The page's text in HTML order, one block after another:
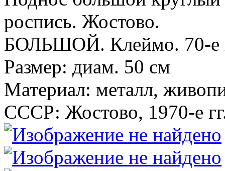
роспись. Жостово.
БОЛЬШОЙ. Клеймо. 70-е
Размер: диам. 50 см
Материал: металл,
СССР: Жостово, 1970-е